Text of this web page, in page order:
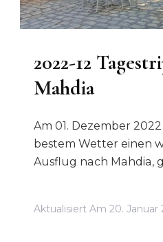
2022-12
Mahdia
Am 01. Dezember
bestem Wetter einen
Ausflug nach Mahdia,
Aktualisiert Am 20. Januar